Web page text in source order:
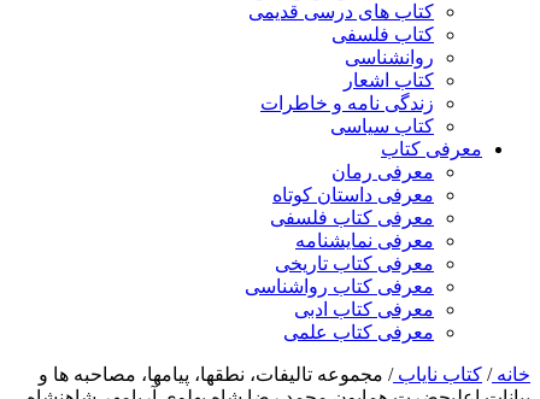
کتاب های درسی قدیمی
کتاب فلسفی
روانشناسی
کتاب اشعار
زندگی نامه و خاطرات
کتاب سیاسی
معرفی کتاب
معرفی رمان
معرفی داستان کوتاه
معرفی کتاب فلسفی
معرفی نمایشنامه
معرفی کتاب تاریخی
معرفی کتاب رواشناسی
معرفی کتاب ادبی
معرفی کتاب علمی
خانه/ کتاب نایاب/ مجموعه تالیفات، نطقها، پیامها، مصاحبه ها و